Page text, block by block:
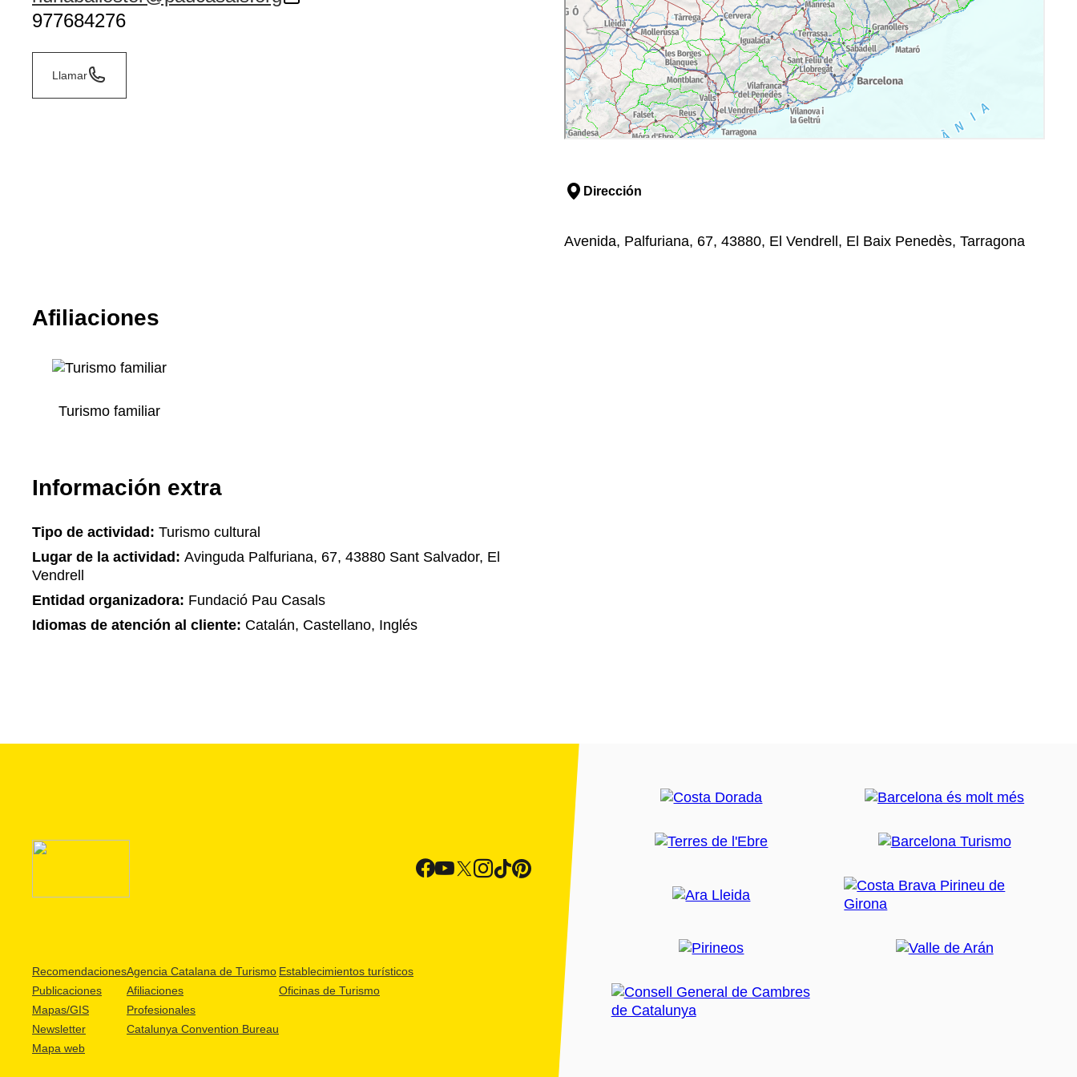
977684276
Llamar
Dirección
Avenida, Palfuriana, 67, 43880, El Vendrell, El Baix Penedès, Tarragona
Afiliaciones
Turismo familiar
Información extra
Tipo de actividad: Turismo cultural
Lugar de la actividad: Avinguda Palfuriana, 67, 43880 Sant Salvador, El
Vendrell
Entidad organizadora: Fundació Pau Casals
Idiomas de atención al cliente: Catalán, Castellano, Inglés
Recomendaciones
Publicaciones
Mapas/GIS
Newsletter
Mapa web
Agencia Catalana de Turismo
Afiliaciones
Profesionales
Catalunya Convention Bureau
Establecimientos turísticos
Oficinas de Turismo